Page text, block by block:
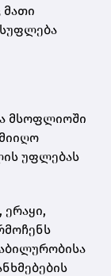
მათი
მსოფლიოში
უფლებას
ერაყი,